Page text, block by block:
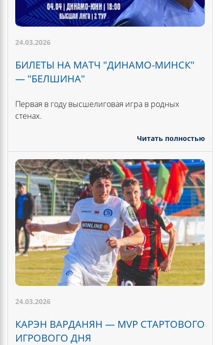
24.03.2026
БИЛЕТЫ НА МАТЧ "ДИНАМО-МИНСК"
— "БЕЛШИНА"
Первая в году высшелиговая игра в родных
стенах.
Читать полностью
24.03.2026
КАРЭН ВАРДАНЯН — MVP СТАРТОВОГО
ИГРОВОГО ДНЯ